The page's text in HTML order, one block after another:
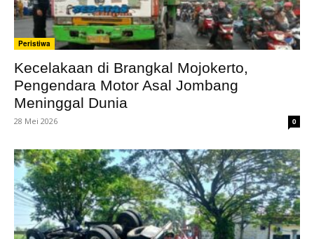
Peristiwa
Kecelakaan di Brangkal Mojokerto,
Pengendara Motor Asal Jombang
Meninggal Dunia
28 Mei 2026 0